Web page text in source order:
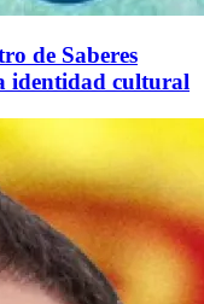
de Saberes
identidad cultural